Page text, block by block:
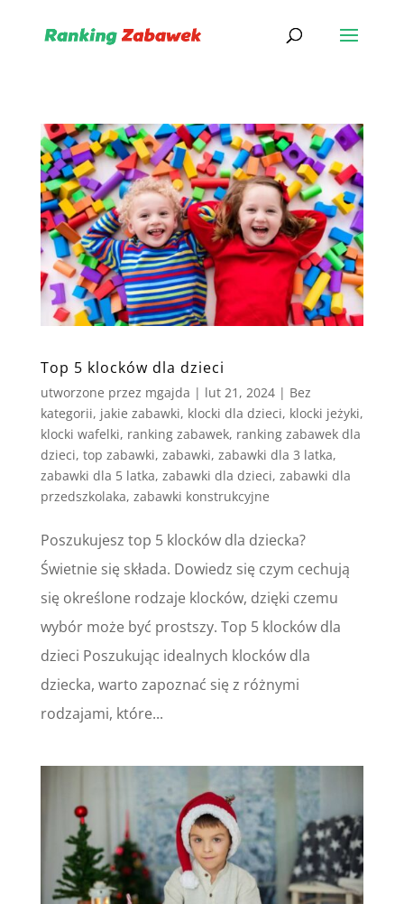
Top 5 klocków dla dzieci
utworzone przez mgajda | lut 21, 2024| Bez
kategorii, jakie zabawki, klocki dla dzieci, klocki jeżyki,
klocki wafelki, ranking zabawek, ranking zabawek dla
dzieci, top zabawki, zabawki, zabawki dla 3 latka,
zabawki dla 5 latka, zabawki dla dzieci, zabawki dla
przedszkolaka, zabawki konstrukcyjne
Poszukujesz top 5 klocków dla dziecka?
Świetnie się składa. Dowiedz się czym cechują
się określone rodzaje klocków, dzięki czemu
wybór może być prostszy. Top 5 klocków dla
dzieci Poszukując idealnych klocków dla
dziecka, warto zapoznać się z różnymi
rodzajami, które...